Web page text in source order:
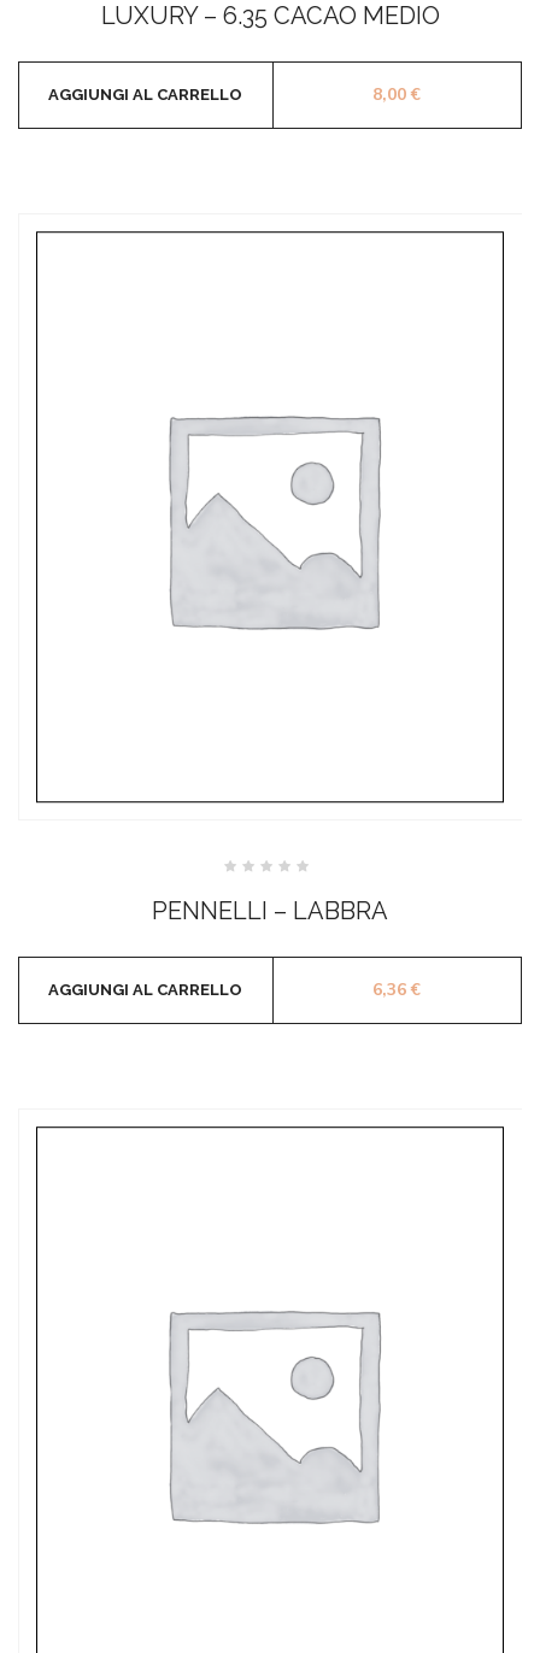
su
5
LUXURY – 6.35 CACAO MEDIO
8,00€
AGGIUNGI AL CARRELLO
su
5
PENNELLI – LABBRA
6,36€
AGGIUNGI AL CARRELLO